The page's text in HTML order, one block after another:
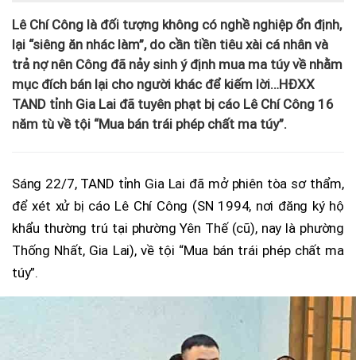
Lê Chí Công là đối tượng không có nghề nghiệp ổn định,
lại “siêng ăn nhác làm”, do cần tiền tiêu xài cá nhân và
trả nợ nên Công đã nảy sinh ý định mua ma túy về nhằm
mục đích bán lại cho người khác để kiếm lời…HĐXX
TAND tỉnh Gia Lai đã tuyên phạt bị cáo Lê Chí Công 16
năm tù về tội “Mua bán trái phép chất ma túy”.
Sáng 22/7, TAND tỉnh Gia Lai đã mở phiên tòa sơ thẩm,
để xét xử bị cáo Lê Chí Công (SN 1994, nơi đăng ký hộ
khẩu thường trú tại phường Yên Thế (cũ), nay là phường
Thống Nhất, Gia Lai), về tội “Mua bán trái phép chất ma
túy”.